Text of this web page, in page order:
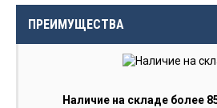
ПРЕИМУЩЕСТВА
Наличие на складе более